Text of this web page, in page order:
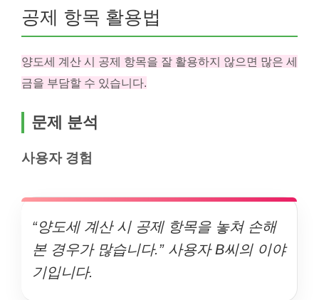
공제 항목 활용법
양도세 계산 시 공제 항목을 잘 활용하지 않으면 많은 세
금을 부담할 수 있습니다.
문제 분석
사용자 경험
“양도세 계산 시 공제 항목을 놓쳐 손해
본 경우가 많습니다.” 사용자 B씨의 이야
기입니다.